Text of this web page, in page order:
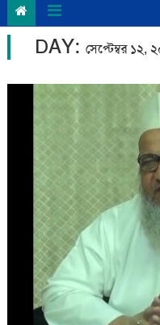
DAY: সেপ্টেম্বর ১২,